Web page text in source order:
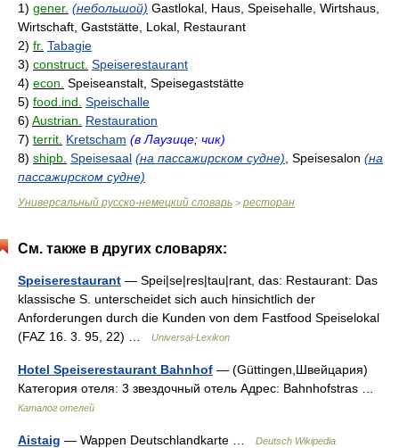
1) gener. (небольшой) Gastlokal, Haus, Speisehalle, Wirtshaus,
Wirtschaft, Gaststätte, Lokal, Restaurant
2) fr. Tabagie
3) construct. Speiserestaurant
4) econ. Speiseanstalt, Speisegaststätte
5) food.ind. Speischalle
6) Austrian.
Restauration
7) territ. Kretscham (в Лаузице; чик)
8) shipb. Speisesaal (на пассажирском судне) , Speisesalon (на
пассажирском судне)
Универсальный русско-немецкий словарь > ресторан
См. также в других словарях:
Speiserestaurant — Spei|se|res|tau|rant, das: Restaurant: Das
klassische S. unterscheidet sich auch hinsichtlich der
Anforderungen durch die Kunden von dem Fastfood Speiselokal
(FAZ 16. 3. 95, 22) …
Universal-Lexikon
Hotel Speiserestaurant Bahnhof — (Güttingen,Швейцария)
Категория отеля: 3 звездочный отель Адрес: Bahnhofstras …
Каталог отелей
Aistaig — Wappen Deutschlandkarte … Deutsch Wikipedia